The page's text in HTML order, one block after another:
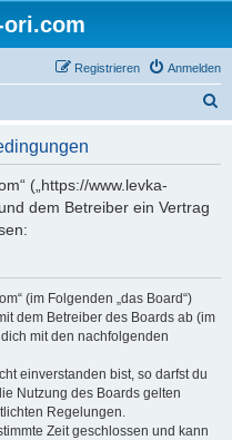
Anmelden
Registrieren
(„https://www.levka-
dem Betreiber ein Vertrag
(im Folgenden „das Board“)
dem Betreiber des Boards ab (im
mit den nachfolgenden
einverstanden bist, so darfst du
Nutzung des Boards gelten
Regelungen.
Zeit geschlossen und kann